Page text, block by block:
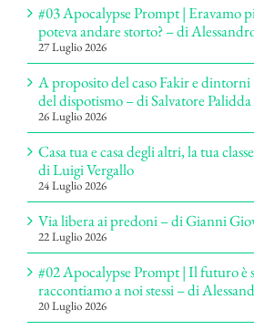
#03 Apocalypse Prompt | Eravamo
poteva andare storto? – di
27 Luglio 2026
A proposito del caso Fakir e
del dispotismo – di Salvatore Palidda
26 Luglio 2026
Casa tua e casa degli altri, la tua
di Luigi Vergallo
24 Luglio 2026
Via libera ai predoni – di Gianni
22 Luglio 2026
#02 Apocalypse Prompt | Il futuro è
raccontiamo a noi stessi – di
20 Luglio 2026